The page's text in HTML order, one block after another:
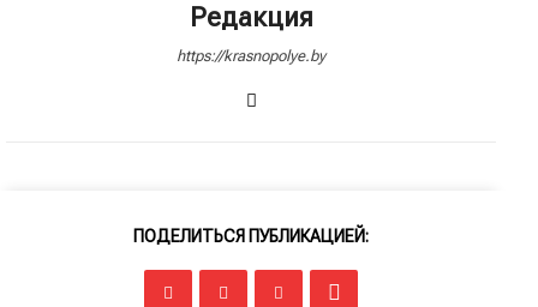
Редакция
https://krasnopolye.by
ПОДЕЛИТЬСЯ ПУБЛИКАЦИЕЙ: